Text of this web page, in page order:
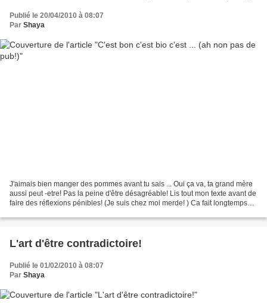
Publié le 20/04/2010 à 08:07
Par Shaya
J'aimais bien manger des pommes avant tu sais ... Oui ça va, ta grand mère
aussi peut -etre! Pas la peine d'être désagréable! Lis tout mon texte avant de
faire des réflexions pénibles! (Je suis chez moi merde! ) Ca fait longtemps
L'art d'être contradictoire!
Publié le 01/02/2010 à 08:07
Par Shaya